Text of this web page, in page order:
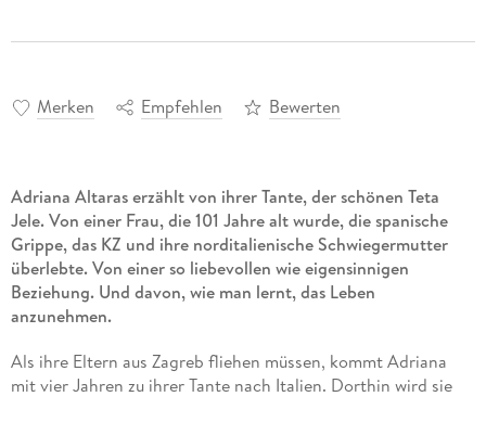
Merken Empfehlen Bewerten
Adriana Altaras erzählt von ihrer Tante, der schönen Teta
Jele. Von einer Frau, die 101 Jahre alt wurde, die spanische
Grippe, das KZ und ihre norditalienische Schwiegermutter
überlebte. Von einer so liebevollen wie eigensinnigen
Beziehung. Und davon, wie man lernt, das Leben
anzunehmen.
Als ihre Eltern aus Zagreb fliehen müssen, kommt Adriana
mit vier Jahren zu ihrer Tante nach Italien. Dorthin wird sie